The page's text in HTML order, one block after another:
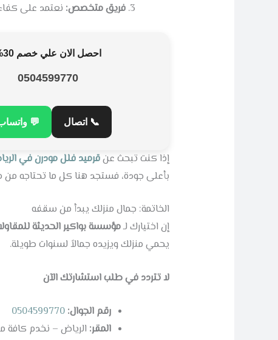
فريق متخصص: نعتمد على
احصل الان علي خصم 30%
0504599770
📞 اتصال 💬
إذا كنت تبحث عنقرميد فلل مودرن في
بأعلى جودة، فستجد هنا كل ما تحتاجه
الخاتمة: جمال منزلك يبدأ من سقفه
إن اختيارك لـمؤسسة بواكير الحديثة
يحمي منزلك ويزيده جمالاً لسنوات طويلة.
لا تتردد في طلب استشارتك الآن
رقم الجوال: 0504599770
المقر: الرياض – نخدم كافة